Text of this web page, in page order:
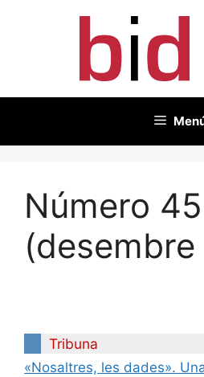
Número 45
Tribuna
«Nosaltres, les dades».